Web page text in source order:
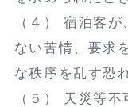
（４） 宿泊客
ない苦情、要求
な秩序を乱す恐
（５） 天災等